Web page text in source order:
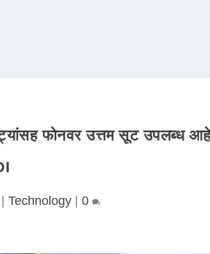
फोनवर उत्तम सूट उपलब्ध
Technology| 0